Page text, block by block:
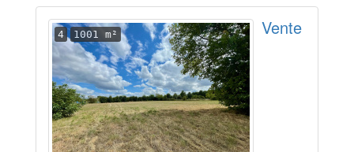
4 1001 m² Vente